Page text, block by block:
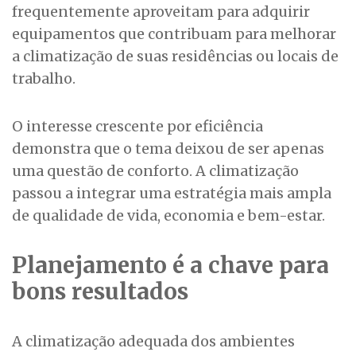
frequentemente aproveitam para adquirir
equipamentos que contribuam para melhorar
a climatização de suas residências ou locais de
trabalho.
O interesse crescente por eficiência
demonstra que o tema deixou de ser apenas
uma questão de conforto. A climatização
passou a integrar uma estratégia mais ampla
de qualidade de vida, economia e bem-estar.
Planejamento é a chave para
bons resultados
A climatização adequada dos ambientes